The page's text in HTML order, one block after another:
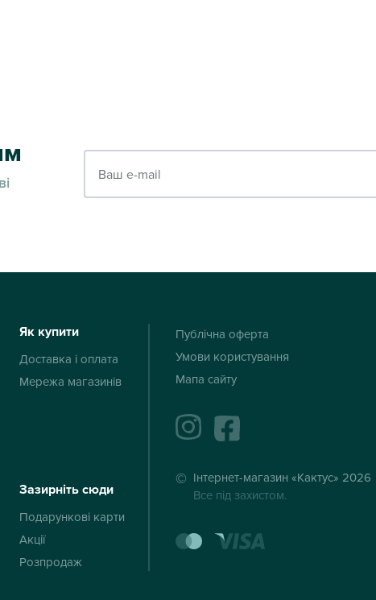
Як купити
Доставка і оплата
Мережа магазинів
Зазирніть сюди
Подарункові карти
Акції
Розпродаж
Публічна оферта
Умови користування
Мапа сайту
instagramfacebook
Інтернет-магазин «Кактус» 2026
Все під захистом.
mastercard